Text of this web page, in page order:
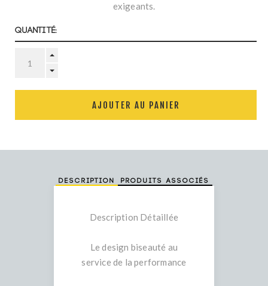
exigeants.
Quantité:
AJOUTER AU PANIER
Description Produits associés
Description Détaillée
Le design biseauté au
service de la performance